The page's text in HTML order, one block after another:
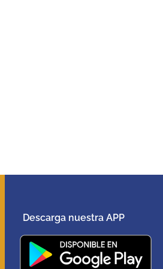
Descarga nuestra APP